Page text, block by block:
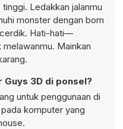
Ledakkan jalanmu
monster dengan bom
Hati-hati—
Mainkan
Guys 3D di ponsel?
untuk penggunaan di
komputer yang